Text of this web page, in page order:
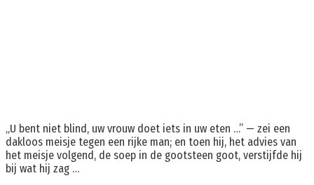
„U bent niet blind, uw vrouw doet iets in uw eten …” — zei een
dakloos meisje tegen een rijke man; en toen hij, het advies van
het meisje volgend, de soep in de gootsteen goot, verstijfde hij
bij wat hij zag …